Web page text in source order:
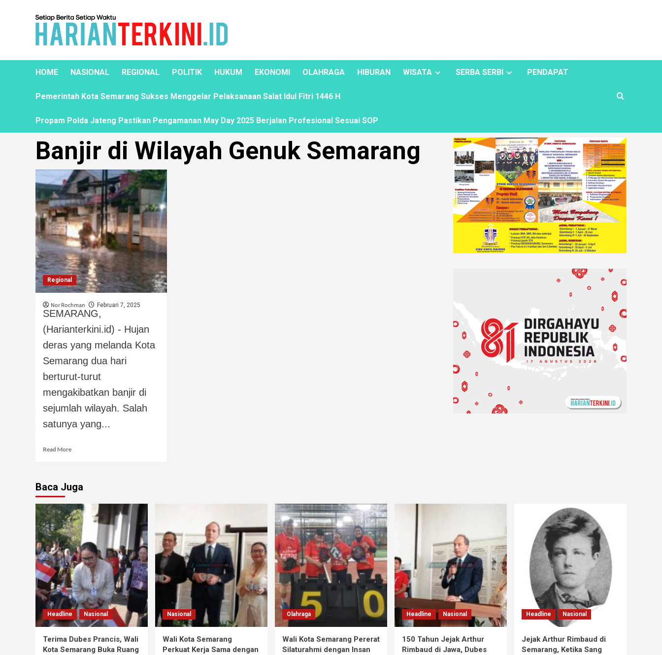
HOME NASIONAL REGIONAL POLITIK HUKUM EKONOMI OLAHRAGA HIBURAN WISATA SERBA SERBI PENDAPAT
Pemerintah Kota Semarang Sukses Menggelar Pelaksanaan Salat Idul Fitri 1446 H
Propam Polda Jateng Pastikan Pengamanan May Day 2025 Berjalan Profesional Sesuai SOP
Banjir di Wilayah Genuk Semarang
Regional
Nor Rochman Februari 7, 2025
‎SEMARANG,
(Harianterkini.id) - Hujan
deras yang melanda Kota
Semarang dua hari
berturut-turut
mengakibatkan banjir di
sejumlah wilayah. Salah
satunya yang...
Read More
Baca Juga
Headline Nasional
Terima Dubes Prancis, Wali
Kota Semarang Buka Ruang
Nasional
Wali Kota Semarang
Perkuat Kerja Sama dengan
Olahraga
Wali Kota Semarang Pererat
Silaturahmi dengan Insan
Headline Nasional
150 Tahun Jejak Arthur
Rimbaud di Jawa, Dubes
Headline Nasional
Jejak Arthur Rimbaud di
Semarang, Ketika Sang